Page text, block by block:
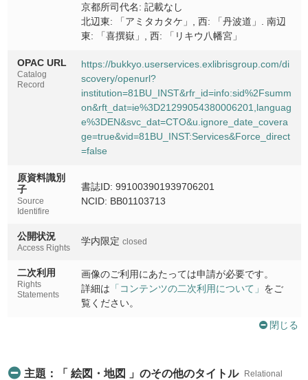
京都所司代名: 記載なし
北辺東: 「アミタカタケ」, 西: 「丹波道」. 南辺
東: 「喜撰嶽」, 西: 「リキウ八幡宮」
OPAC URL
Catalog
Record
https://bukkyo.userservices.exlibrisgroup.com/di
scovery/openurl?
institution=81BU_INST&rfr_id=info:sid%2Fsumm
on&rft_dat=ie%3D21299054380006201,languag
e%3DEN&svc_dat=CTO&u.ignore_date_covera
ge=true&vid=81BU_INST:Services&Force_direct
=false
原資料識別
子
Source
Identifire
書誌ID: 991003901939706201
NCID: BB01103713
公開状況
Access Rights
学内限定 closed
二次利用
Rights
Statements
画像のご利用にあたっては申請が必要です。
詳細は 「コンテンツの二次利用について」 をご
覧ください。
閉じる
主題：「 絵図・地図 」のその他のタイトル
Relational